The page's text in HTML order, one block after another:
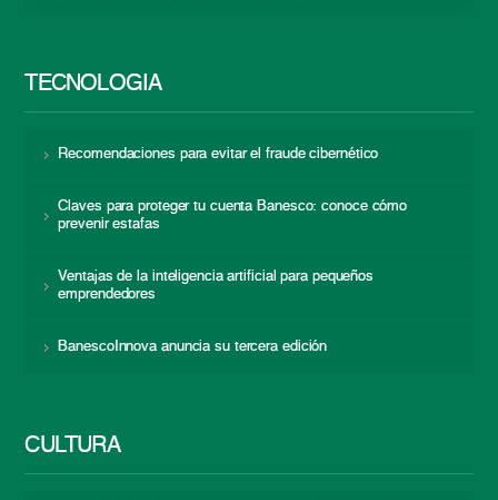
TECNOLOGÍA
Recomendaciones para evitar el fraude cibernético
Claves para proteger tu cuenta Banesco: conoce cómo
prevenir estafas
Ventajas de la inteligencia artificial para pequeños
emprendedores
BanescoInnova anuncia su tercera edición
CULTURA